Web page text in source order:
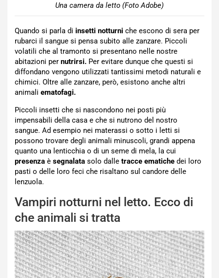
Una camera da letto (Foto Adobe)
Quando si parla di insetti notturni che escono di sera per
rubarci il sangue si pensa subito alle zanzare. Piccoli
volatili che al tramonto si presentano nelle nostre
abitazioni per nutrirsi. Per evitare dunque che questi si
diffondano vengono utilizzati tantissimi metodi naturali e
chimici. Oltre alle zanzare, però, esistono anche altri
animali ematofagi.
Piccoli insetti che si nascondono nei posti più
impensabili della casa e che si nutrono del nostro
sangue. Ad esempio nei materassi o sotto i letti si
possono trovare degli animali minuscoli, grandi appena
quanto una lenticchia o di un seme di mela, la cui
presenza è segnalata solo dalle tracce ematiche dei loro
pasti o delle loro feci che risaltano sul candore delle
lenzuola.
Vampiri notturni nel letto. Ecco di
che animali si tratta